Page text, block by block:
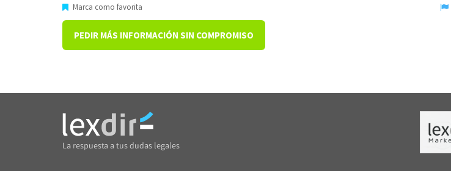
Marca como favorita
PEDIR MÁS INFORMACIÓN SIN COMPROMISO